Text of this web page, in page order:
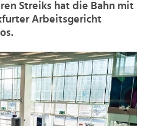
Streiks hat die Bahn mit
Arbeitsgericht